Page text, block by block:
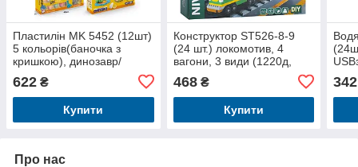
Пластилін MK 5452 (12шт)
5 кольорів(баночка з
кришкою), динозавр/
м'ясорубка/апарат-прес,
14см, насадки,
622 ₴
Купити
Конструктор ST526-8-9
(24 шт.) локомотив, 4
вагони, 3 види (1220д,
29-21-5,5 см
468₴
Купити
342
Про нас